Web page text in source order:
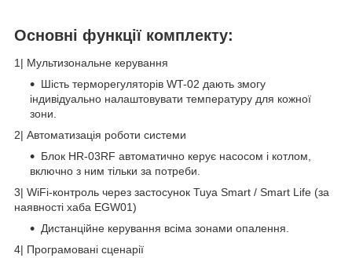
Основні функції комплекту:
1️| Мультизональне керування
Шість терморегуляторів WT-02 дають змогу
індивідуально налаштовувати температуру для кожної
зони.
2️| Автоматизація роботи системи
Блок HR-03RF автоматично керує насосом і котлом,
включно з ним тільки за потреби.
3️| WiFi-контроль через застосунок Tuya Smart / Smart Life (за
наявності хаба EGW01)
Дистанційне керування всіма зонами опалення.
4️| Програмовані сценарії